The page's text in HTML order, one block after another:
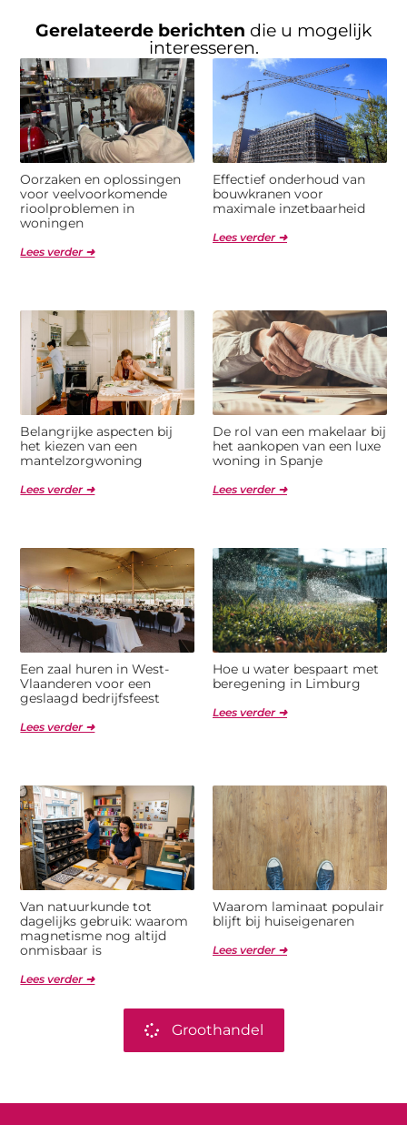
Gerelateerde berichten die u mogelijk
interesseren.
Oorzaken en oplossingen
voor veelvoorkomende
rioolproblemen in
woningen
Lees verder ➜
Effectief onderhoud van
bouwkranen voor
maximale inzetbaarheid
Lees verder ➜
Belangrijke aspecten bij
het kiezen van een
mantelzorgwoning
Lees verder ➜
De rol van een makelaar bij
het aankopen van een luxe
woning in Spanje
Lees verder ➜
Een zaal huren in West-
Vlaanderen voor een
geslaagd bedrijfsfeest
Lees verder ➜
Hoe u water bespaart met
beregening in Limburg
Lees verder ➜
Van natuurkunde tot
dagelijks gebruik: waarom
magnetisme nog altijd
onmisbaar is
Lees verder ➜
Waarom laminaat populair
blijft bij huiseigenaren
Lees verder ➜
Groothandel